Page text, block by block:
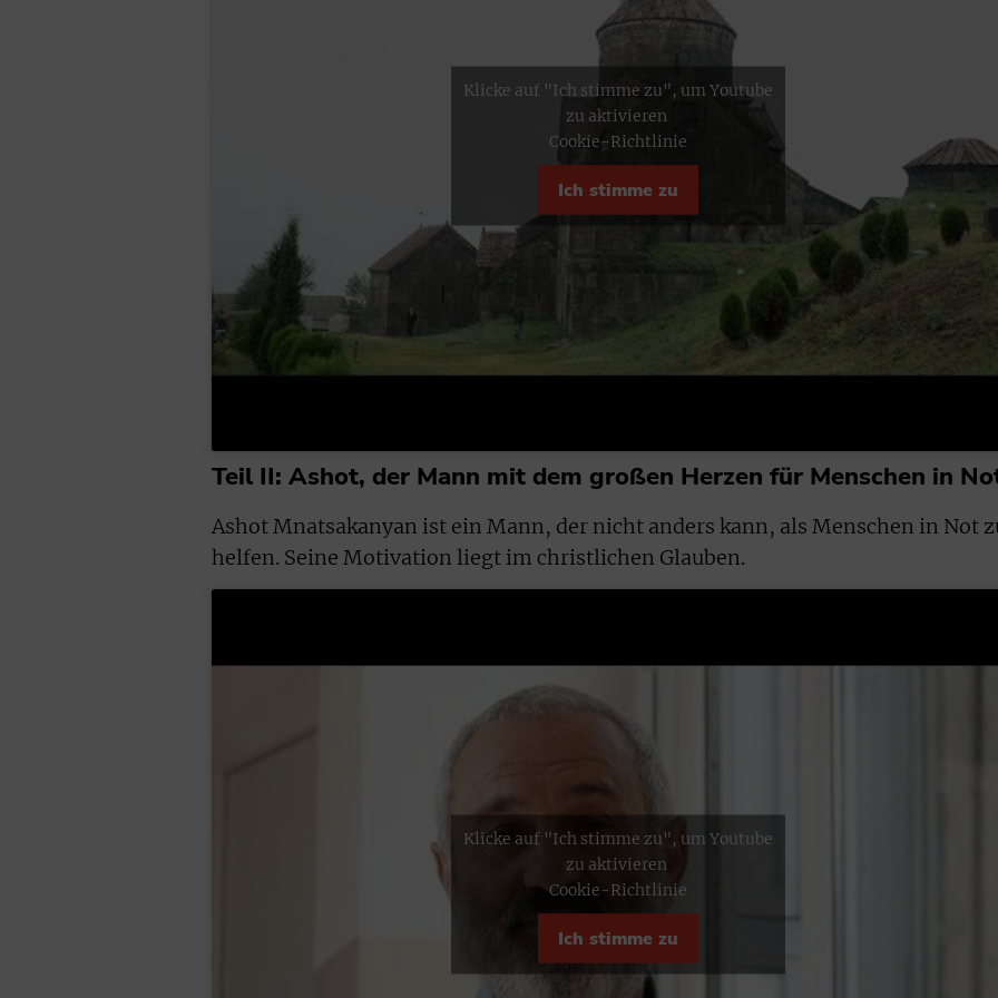
Klicke auf "Ich stimme zu", um Youtube
zu aktivieren
Cookie-Richtlinie
Ich stimme zu
Teil II: Ashot, der Mann mit dem großen Herzen für Menschen in
Ashot Mnatsakanyan ist ein Mann, der nicht anders kann, als Menschen in Not
helfen. Seine Motivation liegt im christlichen Glauben.
Klicke auf "Ich stimme zu", um Youtube
zu aktivieren
Cookie-Richtlinie
Ich stimme zu